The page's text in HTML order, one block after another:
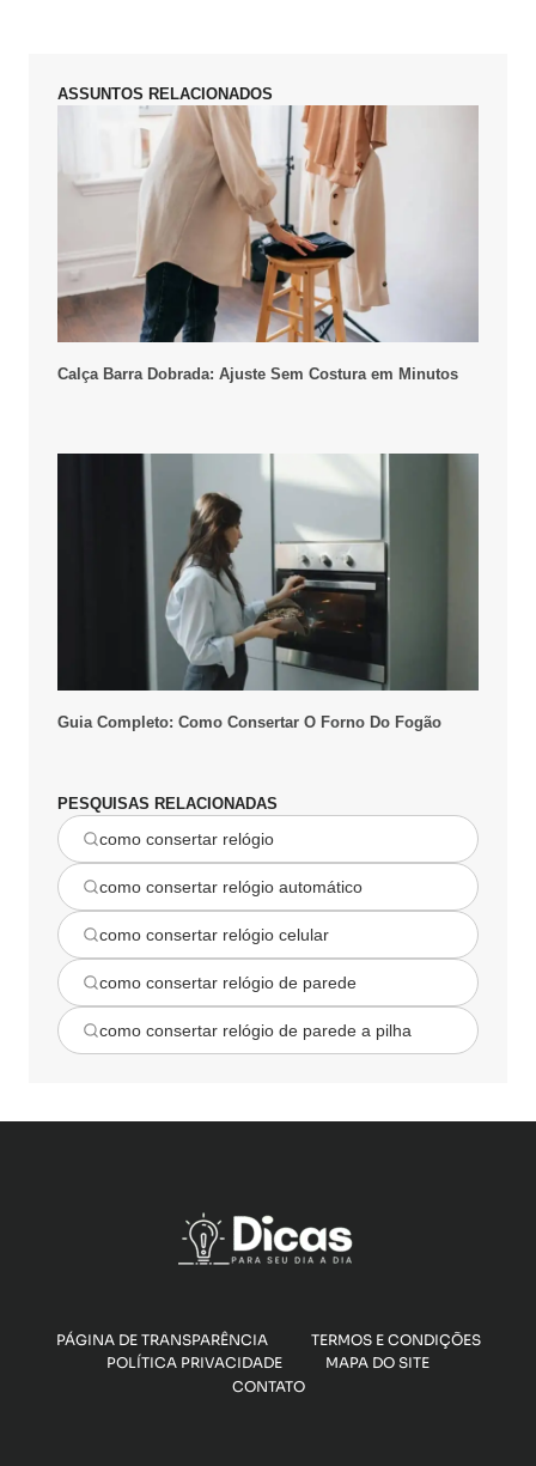
ASSUNTOS RELACIONADOS
Calça Barra Dobrada: Ajuste Sem Costura em Minutos
Guia Completo: Como Consertar O Forno Do Fogão
PESQUISAS RELACIONADAS
como consertar relógio
como consertar relógio automático
como consertar relógio celular
como consertar relógio de parede
como consertar relógio de parede a pilha
PÁGINA DE TRANSPARÊNCIA
TERMOS E CONDIÇÕES
POLÍTICA PRIVACIDADE
MAPA DO SITE
CONTATO